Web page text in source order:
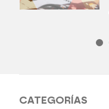
CATEGORÍAS